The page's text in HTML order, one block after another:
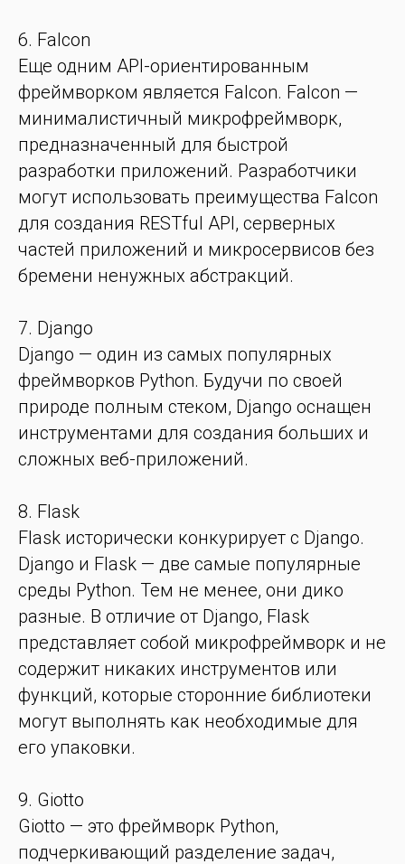
6. Falcon
Еще одним API-ориентированным
фреймворком является Falcon. Falcon —
минималистичный микрофреймворк,
предназначенный для быстрой
разработки приложений. Разработчики
могут использовать преимущества Falcon
для создания RESTful API, серверных
частей приложений и микросервисов без
бремени ненужных абстракций.
7. Django
Django — один из самых популярных
фреймворков Python. Будучи по своей
природе полным стеком, Django оснащен
инструментами для создания больших и
сложных веб-приложений.
8. Flask
Flask исторически конкурирует с Django.
Django и Flask — две самые популярные
среды Python. Тем не менее, они дико
разные. В отличие от Django, Flask
представляет собой микрофреймворк и не
содержит никаких инструментов или
функций, которые сторонние библиотеки
могут выполнять как необходимые для
его упаковки.
9. Giotto
Giotto — это фреймворк Python,
подчеркивающий разделение задач,